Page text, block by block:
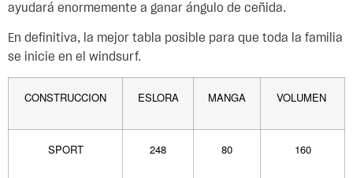
ayudará enormemente a ganar ángulo de ceñida.
En definitiva, la mejor tabla posible para que toda la familia
se inicie en el windsurf.
CONSTRUCCION ESLORA MANGA VOLUMEN
SPORT 248 80 160